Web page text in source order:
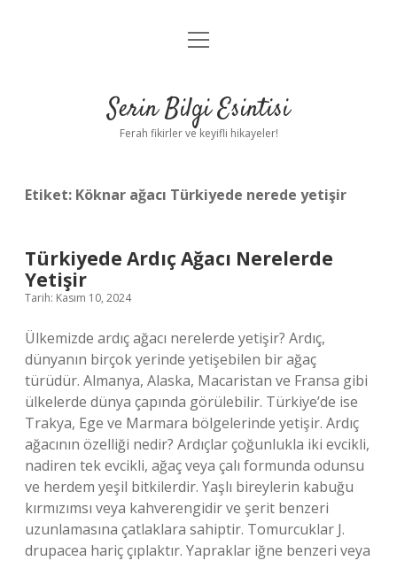
Anasayfa
Yasal Uyarı
menüyü
Serin Bilgi Esintisi
Ferah fikirler ve keyifli hikayeler!
Etiket: Köknar ağacı Türkiyede nerede yetişir
Türkiyede Ardıç Ağacı Nerelerde
Yetişir
Tarih: Kasım 10, 2024
Ülkemizde ardıç ağacı nerelerde yetişir? Ardıç,
dünyanın birçok yerinde yetişebilen bir ağaç
türüdür. Almanya, Alaska, Macaristan ve Fransa gibi
ülkelerde dünya çapında görülebilir. Türkiye’de ise
Trakya, Ege ve Marmara bölgelerinde yetişir. Ardıç
ağacının özelliği nedir? Ardıçlar çoğunlukla iki evcikli,
nadiren tek evcikli, ağaç veya çalı formunda odunsu
ve herdem yeşil bitkilerdir. Yaşlı bireylerin kabuğu
kırmızımsı veya kahverengidir ve şerit benzeri
uzunlamasına çatlaklara sahiptir. Tomurcuklar J.
drupacea hariç çıplaktır. Yapraklar iğne benzeri veya